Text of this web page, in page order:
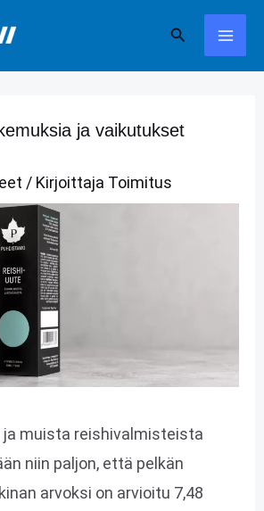
Hae
ja vaikutukset
/ Kirjoittaja Toimitus
muista reishivalmisteista
niin paljon, että pelkän
arvoksi on arvioitu 7,48